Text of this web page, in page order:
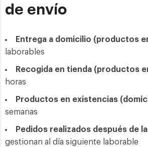
de envío
Entrega a domicilio (productos
laborables
Recogida en tienda (productos
horas
Productos en existencias
semanas
Pedidos realizados después de
gestionan al día siguiente laborable